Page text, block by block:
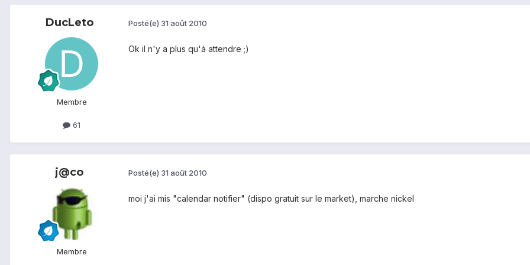
DucLeto
Membre
61
Posté(e) 31 août 2010
Ok il n'y a plus qu'à attendre ;)
j@co
Membre
Posté(e) 31 août 2010
moi j'ai mis "calendar notifier" (dispo gratuit sur le market), marche nickel